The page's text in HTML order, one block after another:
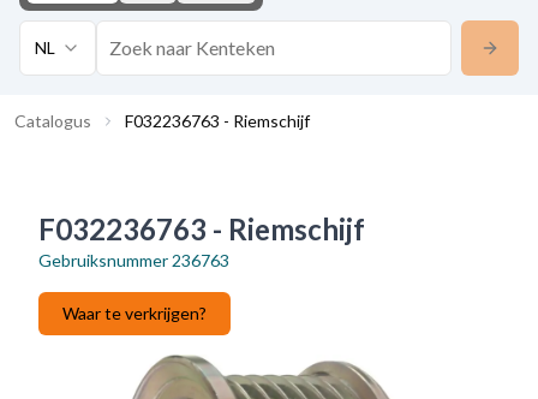
NL
Catalogus F032236763 - Riemschijf
F032236763 - Riemschijf
Gebruiksnummer 236763
Waar te verkrijgen?